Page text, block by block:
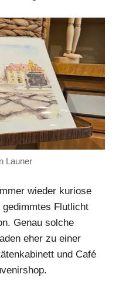
Launer
wieder kuriose
gedimmtes Flutlicht
Genau solche
eher zu einer
und Café